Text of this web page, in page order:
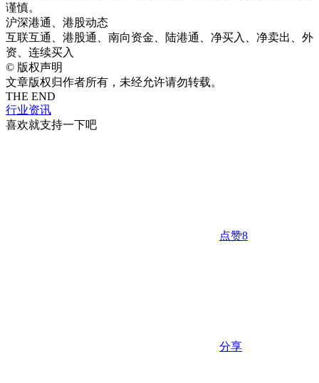
谨慎。
沪深港通、港股动态
互联互通、港股通、南向资金、陆港通、净买入、净卖出、外
资、连续买入
© 版权声明
文章版权归作者所有，未经允许请勿转载。
THE END
行业资讯
喜欢就支持一下吧
点赞8
分享